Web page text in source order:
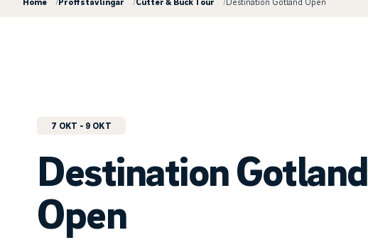
7 OKT - 9 OKT
Destination Gotland
Open